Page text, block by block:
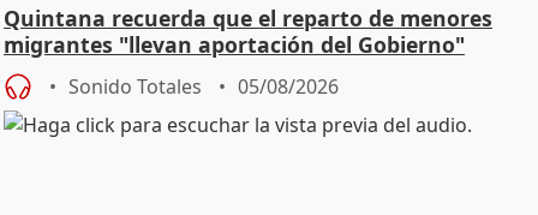
Quintana recuerda que el reparto de menores
migrantes "llevan aportación del Gobierno"
central
Sonido Totales 05/08/2026